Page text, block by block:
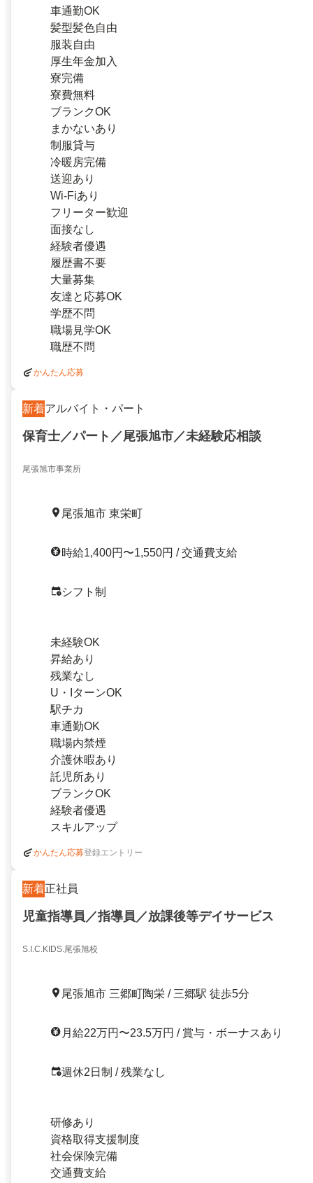
車通勤OK
髪型髪色自由
服装自由
厚生年金加入
寮完備
寮費無料
ブランクOK
まかないあり
制服貸与
冷暖房完備
送迎あり
Wi-Fiあり
フリーター歓迎
面接なし
経験者優遇
履歴書不要
大量募集
友達と応募OK
学歴不問
職場見学OK
職歴不問
かんたん応募
新着アルバイト・パート
保育士／パート／尾張旭市／未経験応相談
尾張旭市事業所
尾張旭市 東栄町
時給1,400円〜1,550円 / 交通費支給
シフト制
未経験OK
昇給あり
残業なし
U・IターンOK
駅チカ
車通勤OK
職場内禁煙
介護休暇あり
託児所あり
ブランクOK
経験者優遇
スキルアップ
かんたん応募登録エントリー
新着正社員
児童指導員／指導員／放課後等デイサービス
S.I.C.KIDS.尾張旭校
尾張旭市 三郷町陶栄 / 三郷駅 徒歩5分
月給22万円〜23.5万円 / 賞与・ボーナスあり
週休2日制 / 残業なし
研修あり
資格取得支援制度
社会保険完備
交通費支給